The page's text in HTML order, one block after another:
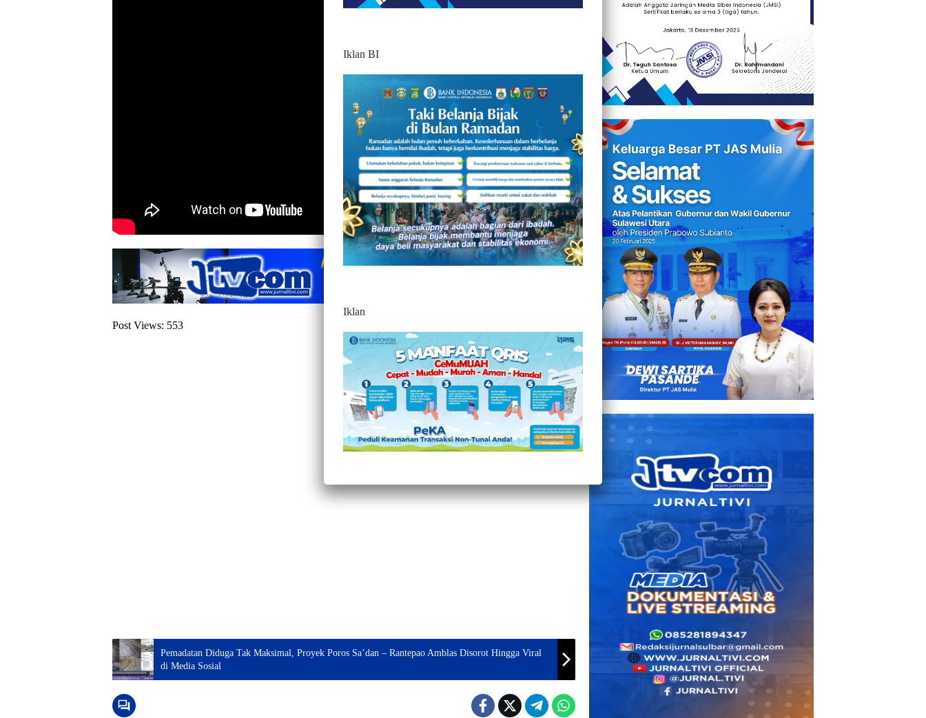
Post Views: 553
Pemadatan Diduga Tak Maksimal, Proyek Poros Sa’dan – Rantepao Amblas Disorot Hingga Viral
di Media Sosial
Iklan BI
Iklan